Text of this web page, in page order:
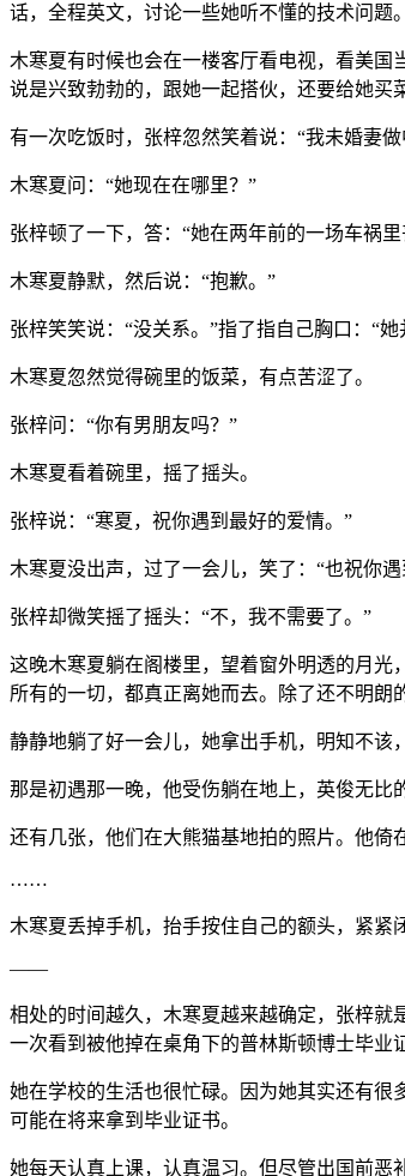
话，全程英文，讨论一些她听不懂的技术问题。
木寒夏有时候也会在一楼客厅看电视，看美
说是兴致勃勃的，跟她一起搭伙，还要给她买
有一次吃饭时，张梓忽然笑着说：“我未婚妻
木寒夏问：“她现在在哪里？”
张梓顿了一下，答：“她在两年前的一场车祸
木寒夏静默，然后说：“抱歉。”
张梓笑笑说：“没关系。”指了指自己胸口：“
木寒夏忽然觉得碗里的饭菜，有点苦涩了。
张梓问：“你有男朋友吗？”
木寒夏看着碗里，摇了摇头。
张梓说：“寒夏，祝你遇到最好的爱情。”
木寒夏没出声，过了一会儿，笑了：“也祝你
张梓却微笑摇了摇头：“不，我不需要了。”
这晚木寒夏躺在阁楼里，望着窗外明透的月
所有的一切，都真正离她而去。除了还不明朗
静静地躺了好一会儿，她拿出手机，明知不该
那是初遇那一晚，他受伤躺在地上，英俊无比
还有几张，他们在大熊猫基地拍的照片。他倚
……
木寒夏丢掉手机，抬手按住自己的额头，紧紧
——
相处的时间越久，木寒夏越来越确定，张梓
一次看到被他掉在桌角下的普林斯顿博士毕业
她在学校的生活也很忙碌。因为她其实还有
可能在将来拿到毕业证书。
她每天认真上课，认真温习。但尽管出国前